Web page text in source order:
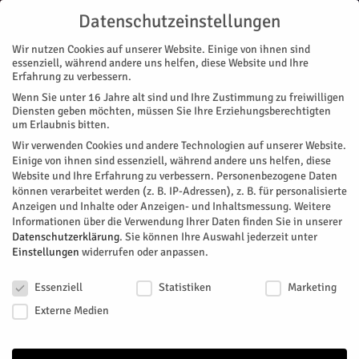
Start
« Alle Veranstaltungen
Diese Veranstaltung hat bereits stattgefunden.
Ausstellung in der Galerie an der
Zitadelle
Facebook
Datenschutzeinstellungen
Wir nutzen Cookies auf unserer Website. Einige von ihnen sind
essenziell, während andere uns helfen, diese Website und Ihre
Erfahrung zu verbessern.
Wenn Sie unter 16 Jahre alt sind und Ihre Zustimmung zu freiwilligen
Diensten geben möchten, müssen Sie Ihre Erziehungsberechtigten
um Erlaubnis bitten.
Wir verwenden Cookies und andere Technologien auf unserer Website.
Einige von ihnen sind essenziell, während andere uns helfen, diese
Website und Ihre Erfahrung zu verbessern. Personenbezogene Daten
können verarbeitet werden (z. B. IP-Adressen), z. B. für personalisierte
Anzeigen und Inhalte oder Anzeigen- und Inhaltsmessung. Weitere
Informationen über die Verwendung Ihrer Daten finden Sie in unserer
Datenschutzerklärung. Sie können Ihre Auswahl jederzeit unter
Einstellungen widerrufen oder anpassen.
Essenziell
Statistiken
Marketing
Externe Medien